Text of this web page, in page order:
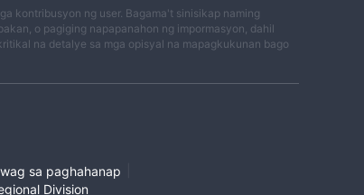
kontribusyon ng user. Bagama't sinisikap naming
o pagiging napapanahon ng impormasyon, dahil
na detalye sa mga opisyal na mapagkukunan bago
sa paghahanap
Division